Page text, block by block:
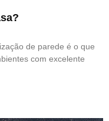
de parede é o que
com excelente